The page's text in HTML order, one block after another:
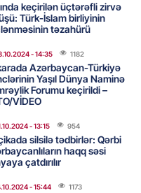
271
start verib
256
fəhləyə borclu qalıb?
keçirilən üçtərəfli zirvə
Türk-İslam birliyinin
təzahürü
- 14:35 1182
Azərbaycan-Türkiyə
Yaşıl Dünya Naminə
Forumu keçirildi –
VİDEO
- 13:15 954
silsilə tədbirlər: Qərbi
haqq səsi
çatdırılır
- 15:44 1173